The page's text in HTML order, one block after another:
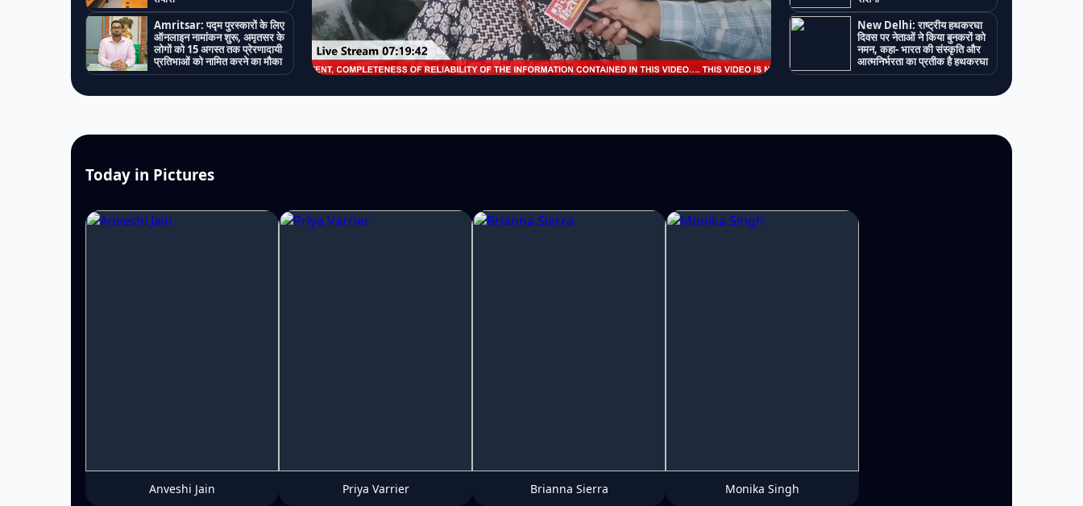
Amritsar: पद्म पुरस्कारों के लिए
ऑनलाइन नामांकन शुरू, अमृतसर के
लोगों को 15 अगस्त तक प्रेरणादायी
प्रतिभाओं को नामित करने का मौका
New Delhi: राष्ट्रीय हथकरघा
दिवस पर नेताओं ने किया बुनकरों को
नमन, कहा- भारत की संस्कृति और
आत्मनिर्भरता का प्रतीक है हथकरघा
Today in Pictures
Anveshi Jain Priya Varrier Brianna Sierra Monika Singh